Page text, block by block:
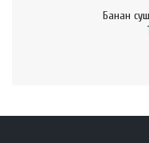
Банан